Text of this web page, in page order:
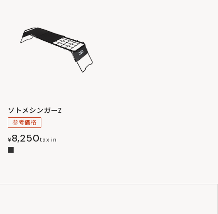
ソトメシンガーZ
参考価格
¥8,250tax in